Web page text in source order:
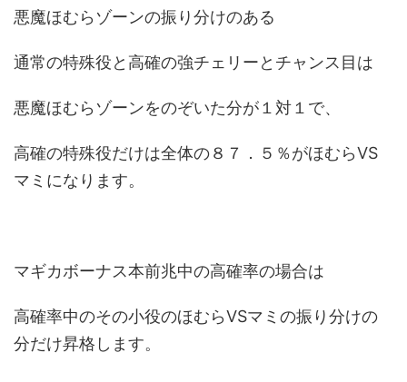
悪魔ほむらゾーンの振り分けのある
通常の特殊役と高確の強チェリーとチャンス目は
悪魔ほむらゾーンをのぞいた分が１対１で、
高確の特殊役だけは全体の８７．５％がほむらVS
マミになります。
マギカボーナス本前兆中の高確率の場合は
高確率中のその小役のほむらVSマミの振り分けの
分だけ昇格します。